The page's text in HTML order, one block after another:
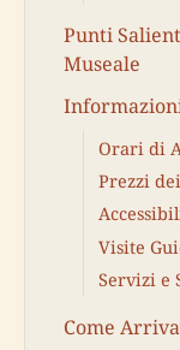
Punti
Museale
Orari di
Prezzi
Visite
Servizi e
Come